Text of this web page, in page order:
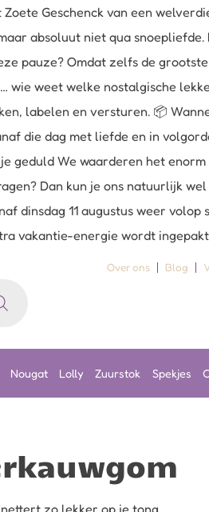
Geschenck van een
absoluut niet qua
pauze? Omdat zelfs de
wie weet welke nostalgische
labelen en versturen. 📦
die dag met liefde en in
geduld We waarderen het
Dan kun je ons natuurlijk
dinsdag 11 augustus weer
vakantie-energie wordt
Over ons Blog
Nougat Lolly Zuurstok Spekjes
zo lekker op je tong.